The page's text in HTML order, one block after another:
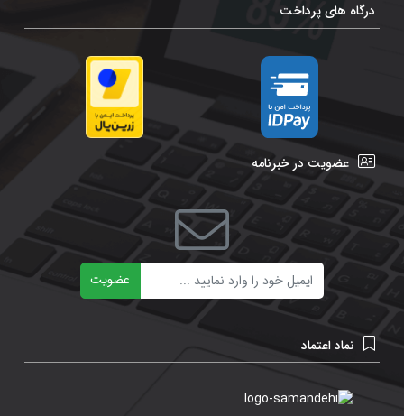
درگاه های پرداخت
عضویت در خبرنامه
عضویت
نماد اعتماد